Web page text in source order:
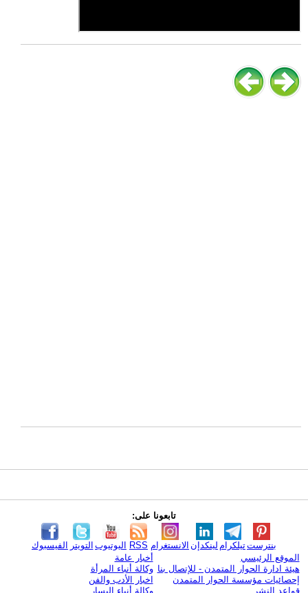
تابعونا على:
الفيسبوك التويتر اليوتيوب RSS الانستغرام لينكدإن تيلكرامبنترست
الموقع الرئيسي
هيئة ادارة الحوار المتمدن - للإتصال بنا
إحصائيات مؤسسة الحوار المتمدن
قواعد النشر
أخبار عامة
وكالة أنباء المرأة
اخبار الأدب والفن
وكالة أنباء اليسار